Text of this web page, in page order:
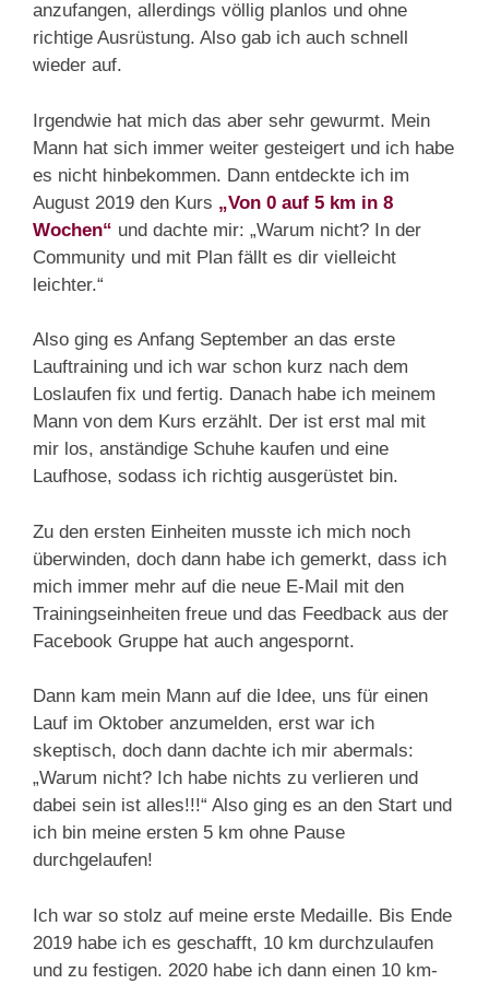
anzufangen, allerdings völlig planlos und ohne
richtige Ausrüstung. Also gab ich auch schnell
wieder auf.
Irgendwie hat mich das aber sehr gewurmt. Mein
Mann hat sich immer weiter gesteigert und ich habe
es nicht hinbekommen. Dann entdeckte ich im
August 2019 den Kurs „Von 0 auf 5 km in 8
Wochen“ und dachte mir: „Warum nicht? In der
Community und mit Plan fällt es dir vielleicht
leichter.“
Also ging es Anfang September an das erste
Lauftraining und ich war schon kurz nach dem
Loslaufen fix und fertig. Danach habe ich meinem
Mann von dem Kurs erzählt. Der ist erst mal mit
mir los, anständige Schuhe kaufen und eine
Laufhose, sodass ich richtig ausgerüstet bin.
Zu den ersten Einheiten musste ich mich noch
überwinden, doch dann habe ich gemerkt, dass ich
mich immer mehr auf die neue E-Mail mit den
Trainingseinheiten freue und das Feedback aus der
Facebook Gruppe hat auch angespornt.
Dann kam mein Mann auf die Idee, uns für einen
Lauf im Oktober anzumelden, erst war ich
skeptisch, doch dann dachte ich mir abermals:
„Warum nicht? Ich habe nichts zu verlieren und
dabei sein ist alles!!!“ Also ging es an den Start und
ich bin meine ersten 5 km ohne Pause
durchgelaufen!
Ich war so stolz auf meine erste Medaille. Bis Ende
2019 habe ich es geschafft, 10 km durchzulaufen
und zu festigen. 2020 habe ich dann einen 10 km-